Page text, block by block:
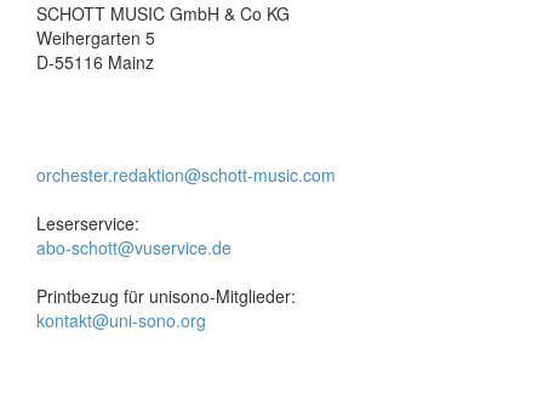
SCHOTT MUSIC GmbH & Co KG
Weihergarten 5
D-55116 Mainz
orchester.redaktion@schott-music.com
Leserservice:
abo-schott@vuservice.de
Printbezug für unisono-Mitglieder:
kontakt@uni-sono.org